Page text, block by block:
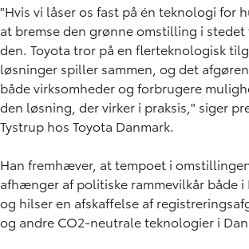
"Hvis vi låser os fast på én teknologi for
at bremse den grønne omstilling i stedet
den. Toyota tror på en flerteknologisk
løsninger spiller sammen, og det
både virksomheder og forbrugere
den løsning, der virker i praksis," siger
Tystrup hos Toyota Danmark.
Han fremhæver, at tempoet i
afhænger af politiske rammevilkår både i
og hilser en afskaffelse af
og andre CO2-neutrale teknologier i